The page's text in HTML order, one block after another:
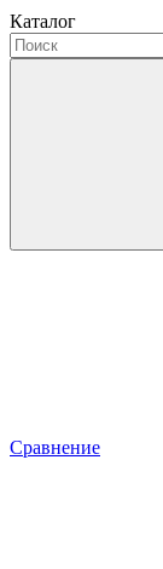
Каталог
Сравнение